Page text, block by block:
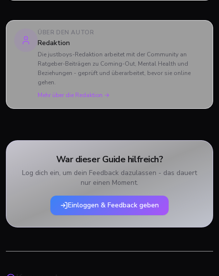
ÜBER DEN AUTOR
Redaktion
Die justboys-Redaktion arbeitet mit der Community an
Ratgeber-Beiträgen zu Coming-Out, Mental Health und
Beziehungen - geprüft und überarbeitet, bevor sie online
gehen.
Mehr über die Redaktion →
War dieser Guide hilfreich?
Log dich ein, um dein Feedback dazulassen - das dauert
nur einen Moment.
Einloggen & Feedback geben